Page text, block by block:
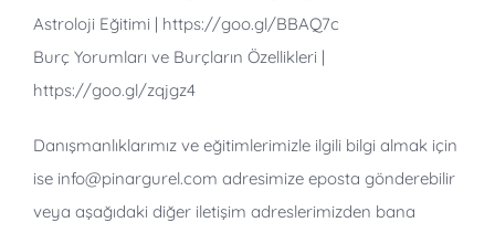
Astroloji Eğitimi | https://goo.gl/BBAQ7c
Burç Yorumları ve Burçların Özellikleri |
https://goo.gl/zqjgz4
Danışmanlıklarımız ve eğitimlerimizle ilgili bilgi almak için
ise info@pinargurel.com adresimize eposta gönderebilir
veya aşağıdaki diğer iletişim adreslerimizden bana